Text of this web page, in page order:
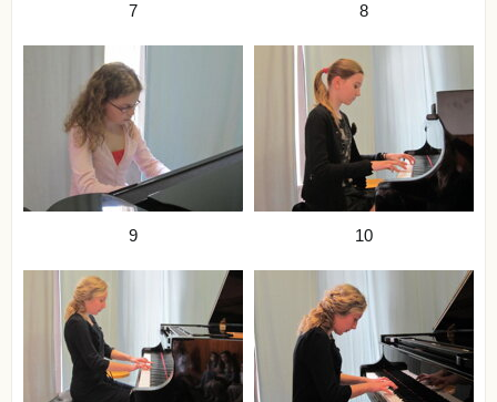
7 8
9 10